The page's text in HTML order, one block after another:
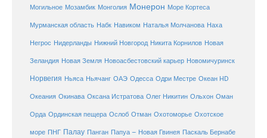
Могильное Мозамбик Монголия Монерон Море Кортеса
Мурманская область Набк Навиком Наталья Молчанова Наха
Негрос Нидерланды Нижний Новгород Никита Корнилов Новая
Зеландия Новая Земля Новоасбестовский карьер Новомичуринск
Норвегия Ньяса Ньячанг ОАЭ Одесса Одри Местре Океан HD
Океания Окинава Оксана Истратова Олег Никитин Ольхон Оман
Орда Ординская пещера Ослоб Отман Охотоморье Охотское
море ПНГ Палау Панган Папуа – Новая Гвинея Паскаль Бернабе